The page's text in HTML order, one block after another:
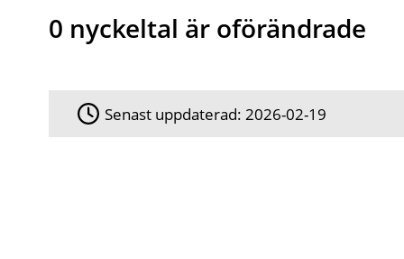
0 nyckeltal är oförändrade
Senast uppdaterad:2026-02-19